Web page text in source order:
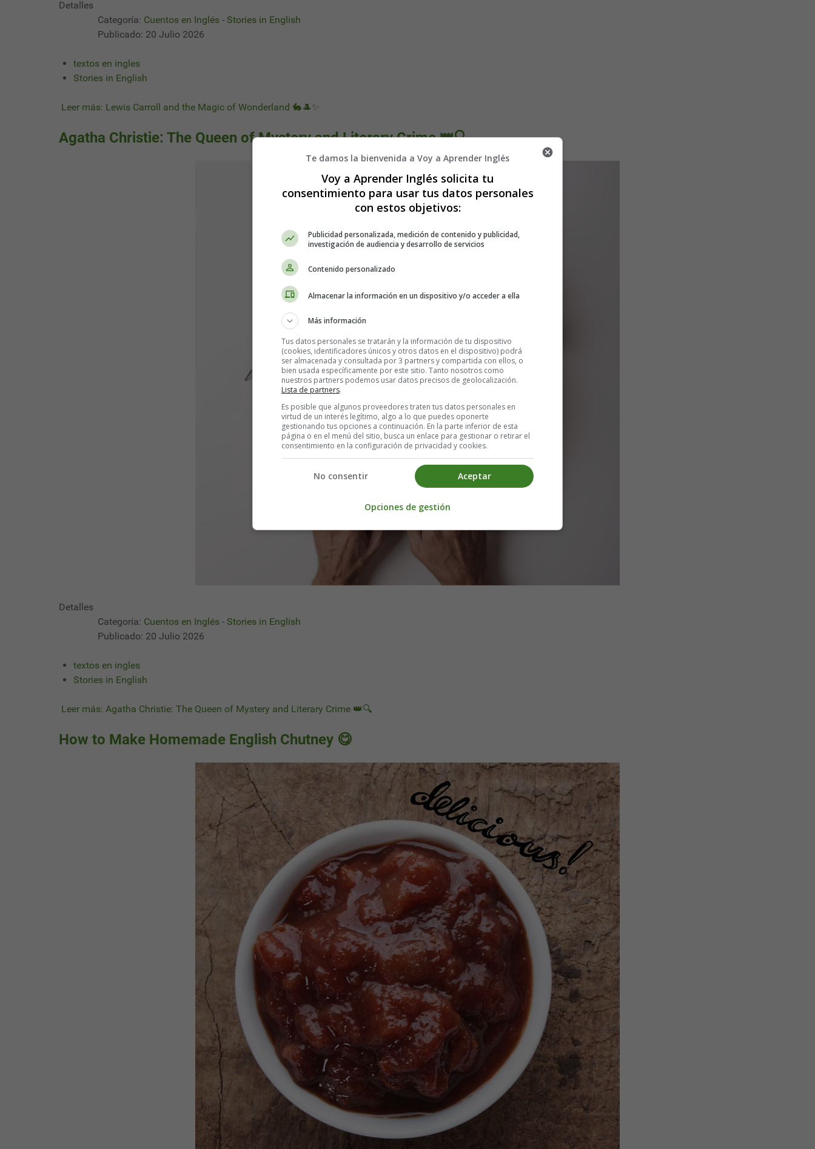
Detalles
Categoría: Cuentos en Inglés - Stories in English
Publicado: 20 Julio 2026
textos en ingles
Stories in English
Leer más: Lewis Carroll and the Magic of Wonderland 🐇🎩✨
Agatha Christie: The Queen of Mystery and Literary Crime 👑🔍
Detalles
Categoría: Cuentos en Inglés - Stories in English
Publicado: 20 Julio 2026
textos en ingles
Stories in English
Leer más: Agatha Christie: The Queen of Mystery and Literary Crime 👑🔍
How to Make Homemade English Chutney 😋
Te damos la bienvenida a Voy a Aprender Inglés
Voy a Aprender Inglés solicita tu
consentimiento para usar tus datos personales
con estos objetivos:
Publicidad personalizada, medición de contenido y publicidad,
investigación de audiencia y desarrollo de servicios
Contenido personalizado
Almacenar la información en un dispositivo y/o acceder a ella
Más información
Tus datos personales se tratarán y la información de tu dispositivo
(cookies, identificadores únicos y otros datos en el dispositivo) podrá
ser almacenada y consultada por 3 partners y compartida con ellos, o
bien usada específicamente por este sitio. Tanto nosotros como
nuestros partners podemos usar datos precisos de geolocalización.
Lista de partners.
Es posible que algunos proveedores traten tus datos personales en
virtud de un interés legítimo, algo a lo que puedes oponerte
gestionando tus opciones a continuación. En la parte inferior de esta
página o en el menú del sitio, busca un enlace para gestionar o retirar el
consentimiento en la configuración de privacidad y cookies.
Aceptar
No consentir
Opciones de gestión